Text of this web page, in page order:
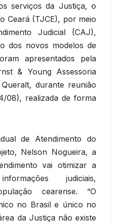
serviços da Justiça, o
Ceará (TJCE), por meio
Judicial (CAJ),
dos novos modelos de
apresentados pela
& Young Assessoria
durante reunião
08), realizada de forma
de Atendimento do
Nelson Nogueira, a
vai otimizar a
judiciais,
cearense. “O
no Brasil e único no
da Justiça não existe